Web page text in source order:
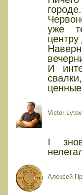
уже
И
Victor
І
Алексей